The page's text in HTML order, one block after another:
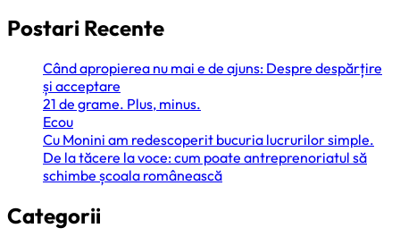
Postari Recente
Când apropierea nu mai e de ajuns: Despre despărțire
și acceptare
21 de grame. Plus, minus.
Ecou
Cu Monini am redescoperit bucuria lucrurilor simple.
De la tăcere la voce: cum poate antreprenoriatul să
schimbe școala românească
Categorii